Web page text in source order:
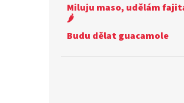
Miluju maso, udělám
🌶️
Budu dělat guacamole